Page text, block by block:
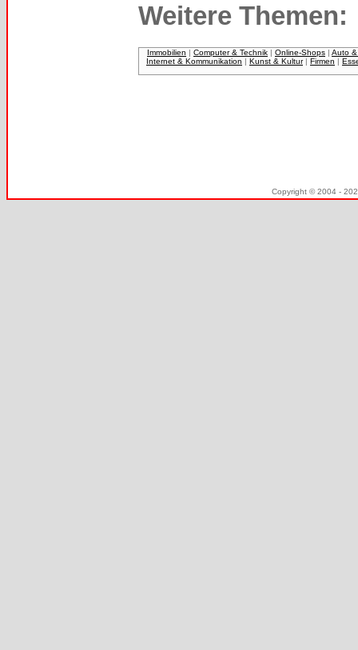
Weitere Themen:
Immobilien | Computer & Technik | Online-Shops | Auto &
Internet & Kommunikation | Kunst & Kultur| Firmen |
Copyright © 2004 -